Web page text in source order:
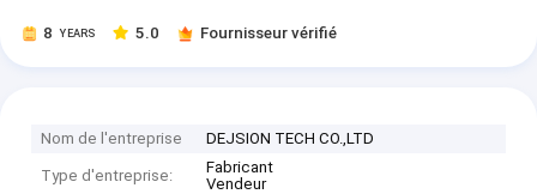
8 YEARS 5.0 Fournisseur vérifié
Nom de l'entreprise DEJSION TECH CO.,LTD
Type d'entreprise:
Fabricant
Vendeur